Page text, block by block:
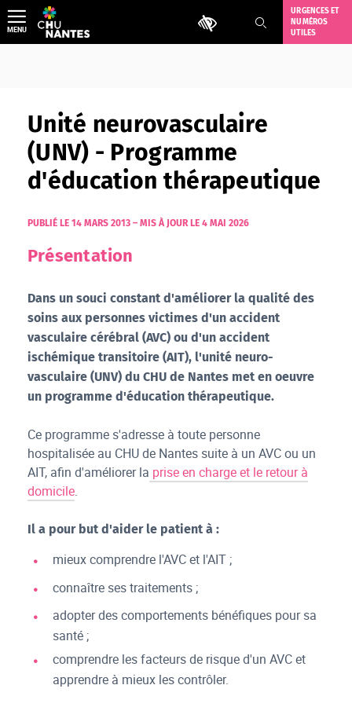
Aller
au
contenu
Outils d'accessibilité
URGENCES ET
NUMÉROS
UTILES
MENU
Unité neurovasculaire
(UNV) - Programme
d'éducation thérapeutique
PUBLIÉ LE 14 MARS 2013 – MIS À JOUR LE 4 MAI 2026
Présentation
Dans un souci constant d'améliorer la qualité des
soins aux personnes victimes d'un accident
vasculaire cérébral (AVC) ou d'un accident
ischémique transitoire (AIT), l'unité neuro-
vasculaire (UNV) du CHU de Nantes met en oeuvre
un programme d'éducation thérapeutique.
Ce programme s'adresse à toute personne
hospitalisée au CHU de Nantes suite à un AVC ou un
AIT, afin d'améliorer la prise en charge et le retour à
domicile.
Il a pour but d'aider le patient à :
mieux comprendre l'AVC et l'AIT ;
connaître ses traitements ;
adopter des comportements bénéfiques pour sa
santé ;
comprendre les facteurs de risque d'un AVC et
apprendre à mieux les contrôler.